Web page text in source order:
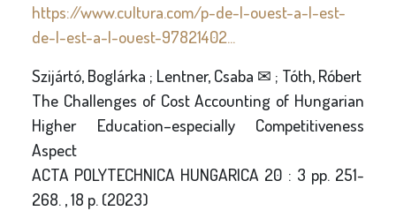
https://www.cultura.com/p-de-l-ouest-a-l-est-
de-l-est-a-l-ouest-97821402...
Szijártó, Boglárka ; Lentner, Csaba ✉ ; Tóth, Róbert
The Challenges of Cost Accounting of Hungarian
Higher Education–especially Competitiveness
Aspect
ACTA POLYTECHNICA HUNGARICA 20 : 3 pp. 251-
268. , 18 p. (2023)